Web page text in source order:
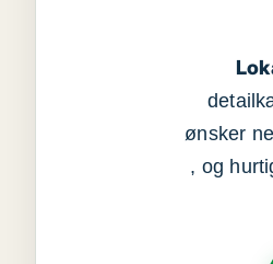
ønsker
, og